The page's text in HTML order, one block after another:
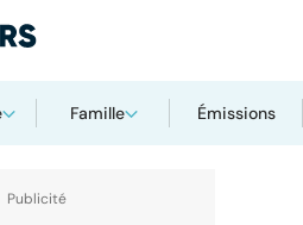
Famille Émissions